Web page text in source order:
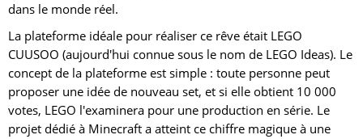
dans le monde réel.
La plateforme idéale pour réaliser ce rêve était LEGO
CUUSOO (aujourd'hui connue sous le nom de LEGO Ideas). Le
concept de la plateforme est simple : toute personne peut
proposer une idée de nouveau set, et si elle obtient 10 000
votes, LEGO l'examinera pour une production en série. Le
projet dédié à Minecraft a atteint ce chiffre magique à une